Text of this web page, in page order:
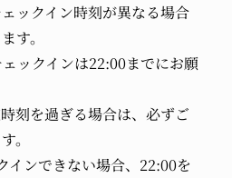
ックイン時刻が異なる場合
す。
ックインは22:00までにお願
刻を過ぎる場合は、必ずご
。
インできない場合、22:00を